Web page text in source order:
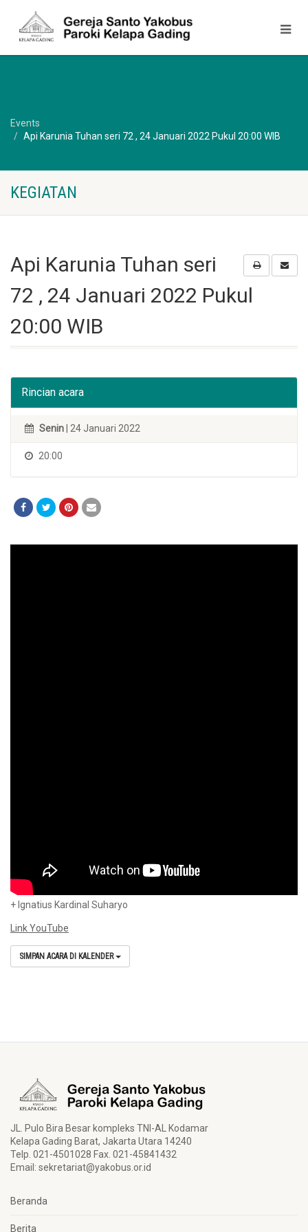
Events
Api Karunia Tuhan seri 72 , 24 Januari 2022 Pukul 20:00 WIB
KEGIATAN
Api Karunia Tuhan seri
72 , 24 Januari 2022 Pukul
20:00 WIB
Rincian acara
Senin | 24 Januari 2022
20:00
+ Ignatius Kardinal Suharyo
Link YouTube
SIMPAN ACARA DI KALENDER
JL. Pulo Bira Besar kompleks TNI-AL Kodamar
Kelapa Gading Barat, Jakarta Utara 14240
Telp. 021-4501028 Fax. 021-45841432
Email: sekretariat@yakobus.or.id
Beranda
Berita